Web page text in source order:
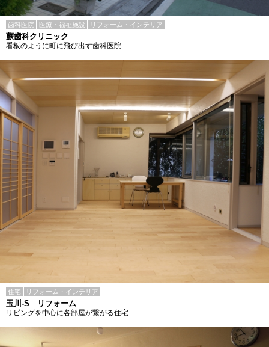
歯科医院 医療・福祉施設 リフォーム・インテリア
蕨歯科クリニック
看板のように町に飛び出す歯科医院
住宅 リフォーム・インテリア
玉川-S リフォーム
リビングを中心に各部屋が繋がる住宅